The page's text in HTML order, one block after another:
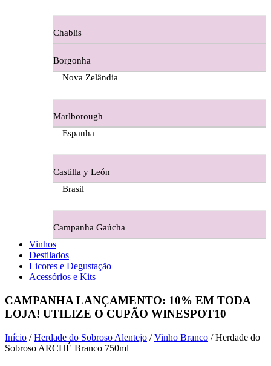
Ferraz Wine - Beira Interior
Figueira Coriga - Alentejo
Guerreiro Vinhos - Bairrada
Herdade da Lisboa Alentejo
Herdade Do Freixo - Alentejo
Herdade do Moinho Branco - Alentejo
Herdade do Sobroso Alentejo
Herdade dos Coteis Alentejo
Chablis
Borgonha
Nova Zelândia
Marlborough
Espanha
Castilla y León
Brasil
Campanha Gaúcha
Vinhos
Destilados
Licores e Degustação
Acessórios e Kits
CAMPANHA LANÇAMENTO: 10% EM TODA
LOJA! UTILIZE O CUPÃO WINESPOT10
Início /Herdade do Sobroso Alentejo /Vinho Branco / Herdade do
Sobroso ARCHÉ Branco 750ml